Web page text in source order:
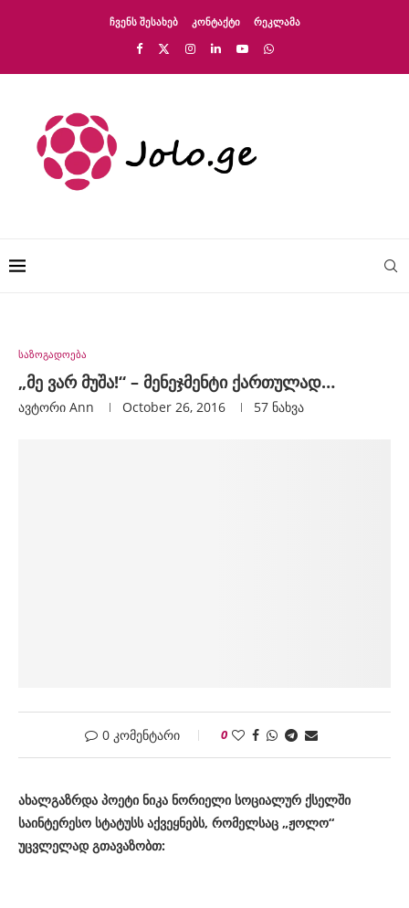
ᲩᲕᲔᲜᲡ ᲨᲔᲡᲐᲮᲔᲑ ᲙᲝᲜᲢᲐᲥᲢᲘ ᲠᲔᲙᲚᲐᲛᲐ
საზოგადოება
„მე ვარ მუშა!“ – მენეჯმენტი ქართულად…
ავტორი Ann October 26, 2016 57 ნახვა
0 კომენტარი 0
ახალგაზრდა პოეტი ნიკა ნორიელი სოციალურ ქსელში
საინტერესო სტატუსს აქვეყნებს, რომელსაც „ჟოლო“
უცვლელად გთავაზობთ: